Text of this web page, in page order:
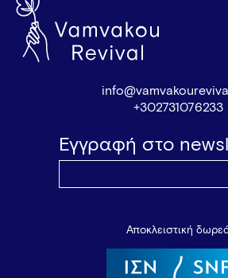
+302731076233
Εγγραφή στο
Αποκλειστική